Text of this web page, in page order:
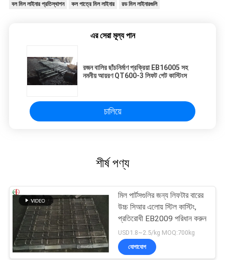
বল মিল লাইনার প্রতিস্থাপন কল পাত্রে মিল লাইনার রড মিল লাইনারগুলি
এর সেরা মূল্য পান
রজন বালির ছাঁচনির্মাণ প্রক্রিয়া EB16005 সহ
নমনীয় আয়রণ QT600-3 লিফট গেট কাস্টিংস
চালিয়ে
শীর্ষ পণ্য
মিল পার্টসগুলির জন্য লিফটার বারের
উচ্চ সিআর এলোয় স্টিল কাস্টিং,
প্রতিরোধী EB2009 পরিধান করুন
USD1.8~2.5/kg MOQ:700kg
যোগাযোগ